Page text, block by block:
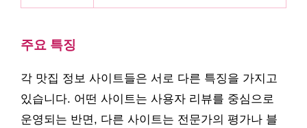
주요 특징
각 맛집 정보 사이트들은 서로 다른 특징을 가지고
있습니다. 어떤 사이트는 사용자 리뷰를 중심으로
운영되는 반면, 다른 사이트는 전문가의 평가나 블